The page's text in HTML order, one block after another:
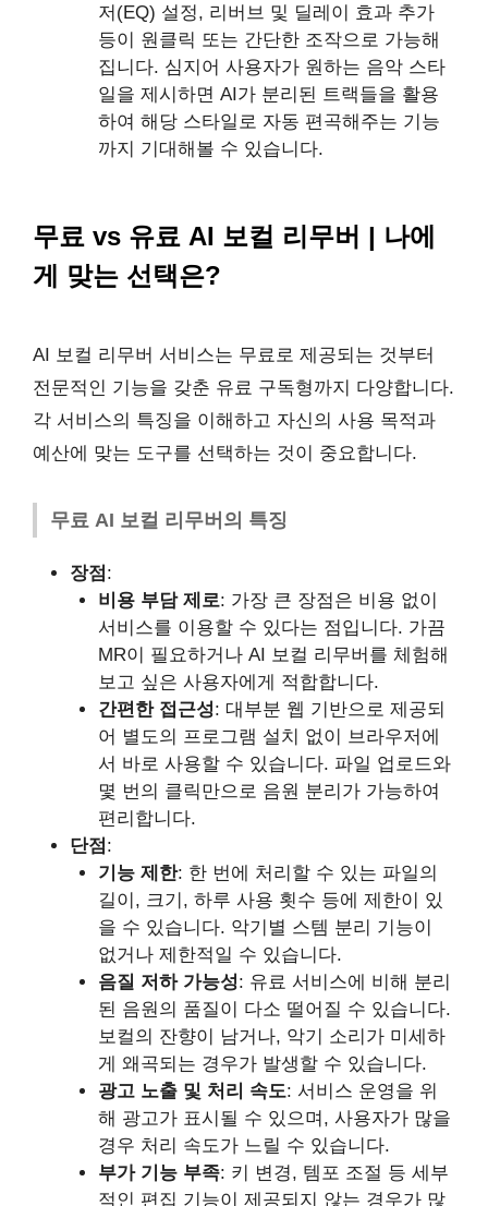
저(EQ) 설정, 리버브 및 딜레이 효과 추가
등이 원클릭 또는 간단한 조작으로 가능해
집니다. 심지어 사용자가 원하는 음악 스타
일을 제시하면 AI가 분리된 트랙들을 활용
하여 해당 스타일로 자동 편곡해주는 기능
까지 기대해볼 수 있습니다.
무료 vs 유료 AI 보컬 리무버 | 나에
게 맞는 선택은?
AI 보컬 리무버 서비스는 무료로 제공되는 것부터
전문적인 기능을 갖춘 유료 구독형까지 다양합니다.
각 서비스의 특징을 이해하고 자신의 사용 목적과
예산에 맞는 도구를 선택하는 것이 중요합니다.
무료 AI 보컬 리무버의 특징
장점 :
비용 부담 제로: 가장 큰 장점은 비용 없이
서비스를 이용할 수 있다는 점입니다. 가끔
MR이 필요하거나 AI 보컬 리무버를 체험해
보고 싶은 사용자에게 적합합니다.
간편한 접근성: 대부분 웹 기반으로 제공되
어 별도의 프로그램 설치 없이 브라우저에
서 바로 사용할 수 있습니다. 파일 업로드와
몇 번의 클릭만으로 음원 분리가 가능하여
편리합니다.
단점 :
기능 제한: 한 번에 처리할 수 있는 파일의
길이, 크기, 하루 사용 횟수 등에 제한이 있
을 수 있습니다. 악기별 스템 분리 기능이
없거나 제한적일 수 있습니다.
음질 저하 가능성: 유료 서비스에 비해 분리
된 음원의 품질이 다소 떨어질 수 있습니다.
보컬의 잔향이 남거나, 악기 소리가 미세하
게 왜곡되는 경우가 발생할 수 있습니다.
광고 노출 및 처리 속도: 서비스 운영을 위
해 광고가 표시될 수 있으며, 사용자가 많을
경우 처리 속도가 느릴 수 있습니다.
부가 기능 부족: 키 변경, 템포 조절 등 세부
적인 편집 기능이 제공되지 않는 경우가 많